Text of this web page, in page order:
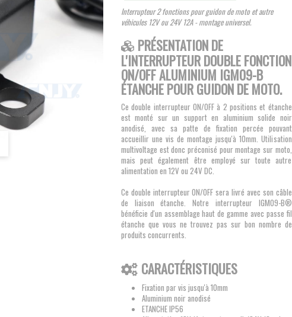
Interrupteur 2 fonctions pour guidon de moto et autre
véhicules 12V ou 24V 12A - montage universel.
PRÉSENTATION DE
L'INTERRUPTEUR DOUBLE FONCTION
ON/OFF ALUMINIUM IGM09-B
ÉTANCHE POUR GUIDON DE MOTO.
Ce double interrupteur ON/OFF à 2 positions et étanche
est monté sur un support en aluminium solide noir
anodisé, avec sa patte de fixation percée pouvant
accueillir une vis de montage jusqu'à 10mm. Utilisation
multivoltage est donc préconisé pour montage sur moto,
mais peut également être employé sur toute autre
alimentation en 12V ou 24V DC.
Ce double interrupteur ON/OFF sera livré avec son câble
de liaison étanche. Notre interrupteur IGM09-B®
bénéficie d'un assemblage haut de gamme avec passe fil
étanche que vous ne trouvez pas sur bon nombre de
produits concurrents.
CARACTÉRISTIQUES
Fixation par vis jusqu'à 10mm
Aluminium noir anodisé
ETANCHE IP56